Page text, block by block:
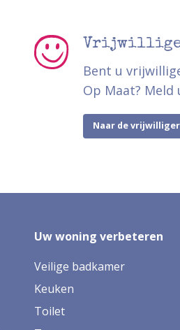
Bent u
Op Maat?
Naar de
Uw woning verbeteren
Veilige badkamer
Keuken
Toilet